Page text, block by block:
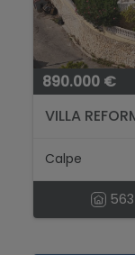
890.000 €
VILLA
Calpe